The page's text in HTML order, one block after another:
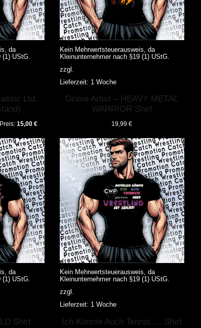
da
UStG.
Ltd.
15,00€Aktueller
ist:
15,00 €.
Kein Mehrwertsteuerausweis, da
Kleinunternehmer nach §19 (1) UStG.
zzgl.
Lieferzeit: 1 Woche
Produkt
Die
Optionen
können
auf
der
Produktseite
gewählt
werden
Grave Artist – HEAVY METAL
WARRIOR Shirt
19,99€
da
(1) UStG.
Shirt
Kein Mehrwertsteuerausweis, da
Kleinunternehmer nach §19 (1) UStG.
zzgl.
Lieferzeit: 1 Woche
Produkt
Ich Könnte Auch Tennis … Shirt